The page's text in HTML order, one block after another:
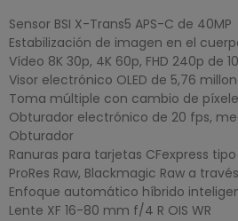
Sensor BSI X-Trans5 APS-C de 40MP
Estabilización de imagen en el
Vídeo 8K 30p, 4K 60p, FHD 240p de
Visor electrónico OLED de 5,76
Toma múltiple con cambio de
Obturador electrónico de 20 fps,
Obturador
Ranuras para tarjetas CFexpress tipo
ProRes Raw, Blackmagic Raw a
Enfoque automático híbrido
Lente XF 16-80 mm f/4 R OIS WR